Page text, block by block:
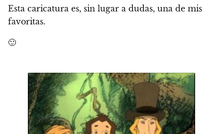
Esta caricatura es, sin lugar a dudas, una de mis
favoritas.
🙂